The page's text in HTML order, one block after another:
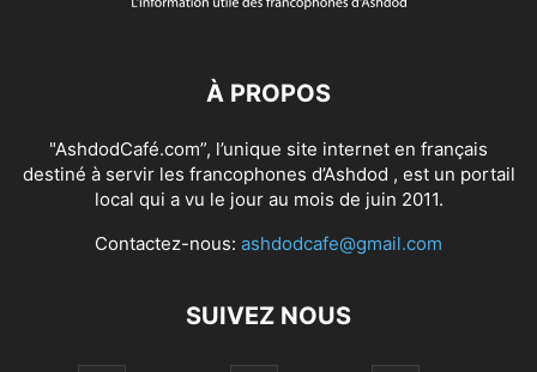
À PROPOS
"AshdodCafé.com”, l’unique site internet en français
destiné à servir les francophones d’Ashdod , est un portail
local qui a vu le jour au mois de juin 2011.
Contactez-nous: ashdodcafe@gmail.com
SUIVEZ NOUS